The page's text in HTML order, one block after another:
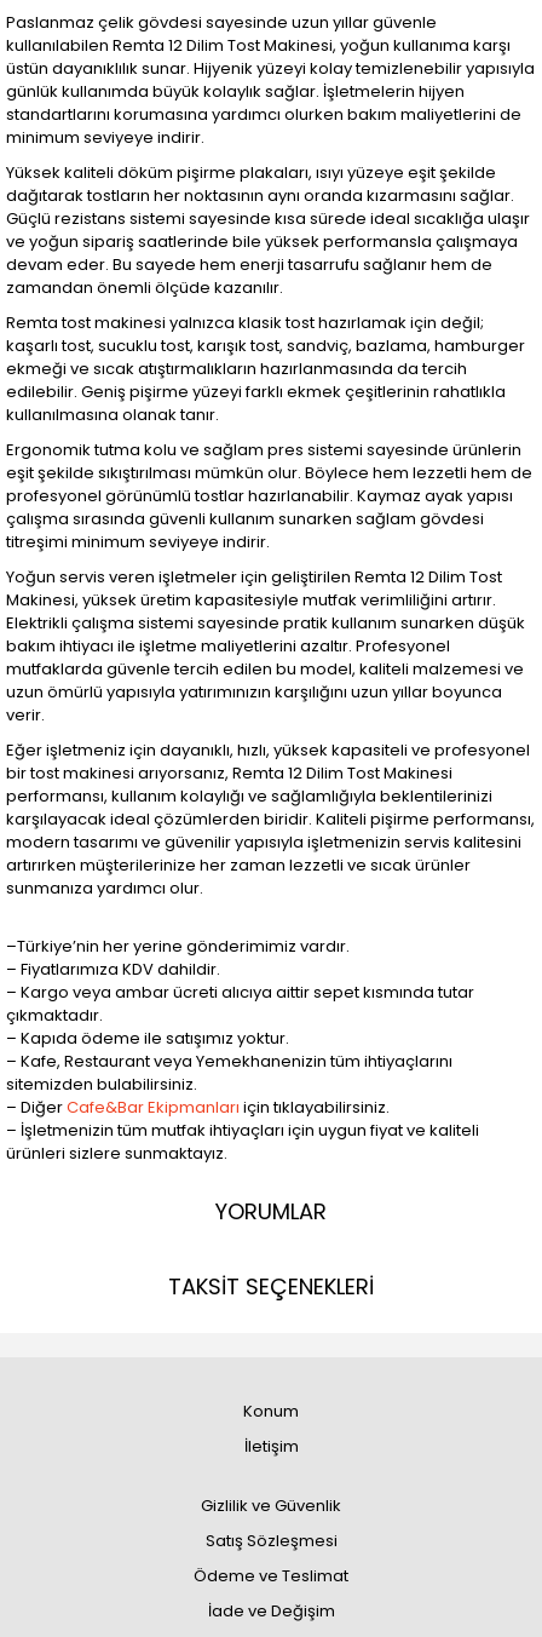
Paslanmaz çelik gövdesi sayesinde uzun yıllar güvenle
kullanılabilen Remta 12 Dilim Tost Makinesi, yoğun kullanıma karşı
üstün dayanıklılık sunar. Hijyenik yüzeyi kolay temizlenebilir yapısıyla
günlük kullanımda büyük kolaylık sağlar. İşletmelerin hijyen
standartlarını korumasına yardımcı olurken bakım maliyetlerini de
minimum seviyeye indirir.
Yüksek kaliteli döküm pişirme plakaları, ısıyı yüzeye eşit şekilde
dağıtarak tostların her noktasının aynı oranda kızarmasını sağlar.
Güçlü rezistans sistemi sayesinde kısa sürede ideal sıcaklığa ulaşır
ve yoğun sipariş saatlerinde bile yüksek performansla çalışmaya
devam eder. Bu sayede hem enerji tasarrufu sağlanır hem de
zamandan önemli ölçüde kazanılır.
Remta tost makinesi yalnızca klasik tost hazırlamak için değil;
kaşarlı tost, sucuklu tost, karışık tost, sandviç, bazlama, hamburger
ekmeği ve sıcak atıştırmalıkların hazırlanmasında da tercih
edilebilir. Geniş pişirme yüzeyi farklı ekmek çeşitlerinin rahatlıkla
kullanılmasına olanak tanır.
Ergonomik tutma kolu ve sağlam pres sistemi sayesinde ürünlerin
eşit şekilde sıkıştırılması mümkün olur. Böylece hem lezzetli hem de
profesyonel görünümlü tostlar hazırlanabilir. Kaymaz ayak yapısı
çalışma sırasında güvenli kullanım sunarken sağlam gövdesi
titreşimi minimum seviyeye indirir.
Yoğun servis veren işletmeler için geliştirilen Remta 12 Dilim Tost
Makinesi, yüksek üretim kapasitesiyle mutfak verimliliğini artırır.
Elektrikli çalışma sistemi sayesinde pratik kullanım sunarken düşük
bakım ihtiyacı ile işletme maliyetlerini azaltır. Profesyonel
mutfaklarda güvenle tercih edilen bu model, kaliteli malzemesi ve
uzun ömürlü yapısıyla yatırımınızın karşılığını uzun yıllar boyunca
verir.
Eğer işletmeniz için dayanıklı, hızlı, yüksek kapasiteli ve profesyonel
bir tost makinesi arıyorsanız, Remta 12 Dilim Tost Makinesi
performansı, kullanım kolaylığı ve sağlamlığıyla beklentilerinizi
karşılayacak ideal çözümlerden biridir. Kaliteli pişirme performansı,
modern tasarımı ve güvenilir yapısıyla işletmenizin servis kalitesini
artırırken müşterilerinize her zaman lezzetli ve sıcak ürünler
sunmanıza yardımcı olur.
–Türkiye’nin her yerine gönderimimiz vardır.
– Fiyatlarımıza KDV dahildir.
– Kargo veya ambar ücreti alıcıya aittir sepet kısmında tutar
çıkmaktadır.
– Kapıda ödeme ile satışımız yoktur.
– Kafe, Restaurant veya Yemekhanenizin tüm ihtiyaçlarını
sitemizden bulabilirsiniz.
– DiğerCafe&Bar Ekipmanları için tıklayabilirsiniz.
– İşletmenizin tüm mutfak ihtiyaçları için uygun fiyat ve kaliteli
ürünleri sizlere sunmaktayız.
YORUMLAR
TAKSİT SEÇENEKLERİ
Konum
İletişim
Gizlilik ve Güvenlik
Satış Sözleşmesi
Ödeme ve Teslimat
İade ve Değişim